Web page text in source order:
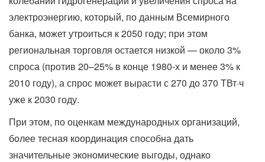
электроэнергию, который, по данным Всемирного
банка, может утроиться к 2050 году; при этом
региональная торговля остается низкой — около 3%
спроса (против 20–25% в конце 1980-х и менее 3% к
2010 году), а спрос может вырасти с 270 до 370 ТВт·ч
уже к 2030 году.
При этом, по оценкам международных организаций,
более тесная координация способна дать
значительные экономические выгоды, однако